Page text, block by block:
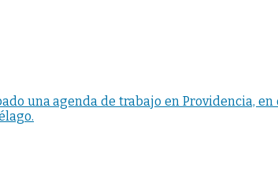
una agenda de trabajo en Providencia,